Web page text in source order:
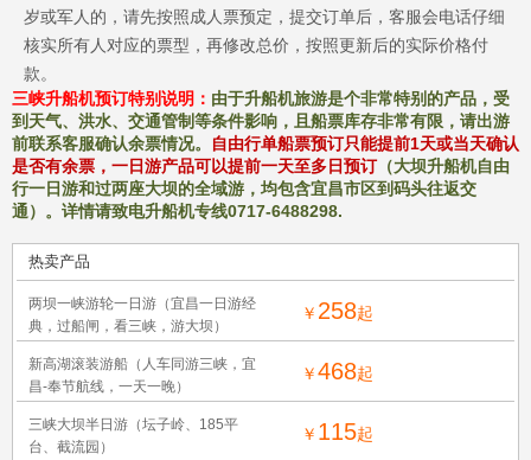
岁或军人的，请先按照成人票预定，提交订单后，客服会电话仔细
核实所有人对应的票型，再修改总价，按照更新后的实际价格付
款。
三峡升船机预订特别说明： 由于升船机旅游是个非常特别的产品，受
到天气、洪水、交通管制等条件影响，且船票库存非常有限，请出游
前联系客服确认余票情况。
自由行单船票预订只能提前1天或当天确认
是否有余票，一日游产品可以提前一天至多日预订（大坝升船机自由
行一日游和过两座大坝的全域游，均包含宜昌市区到码头往返交
通）。详情请致电升船机专线0717-6488298.
热卖产品
两坝一峡游轮一日游（宜昌一日游经
典，过船闸，看三峡，游大坝）
￥ 258起
新高湖滚装游船（人车同游三峡，宜
昌-奉节航线，一天一晚）
￥468起
三峡大坝半日游（坛子岭、185平
台、截流园）
￥ 115起